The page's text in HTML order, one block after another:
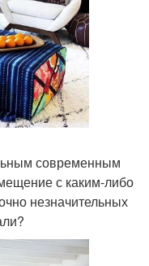
современным
с каким-либо
незначительных